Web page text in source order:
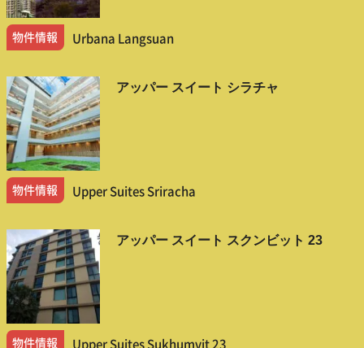
物件情報 Urbana Langsuan
アッパー スイート シラチャ
物件情報 Upper Suites Sriracha
アッパー スイート スクンビット 23
物件情報 Upper Suites Sukhumvit 23